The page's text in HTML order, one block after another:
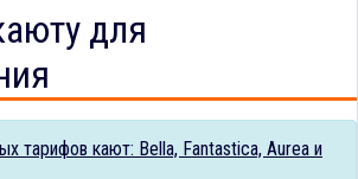
для
тарифов кают: Bella, Fantastica, Aurea и